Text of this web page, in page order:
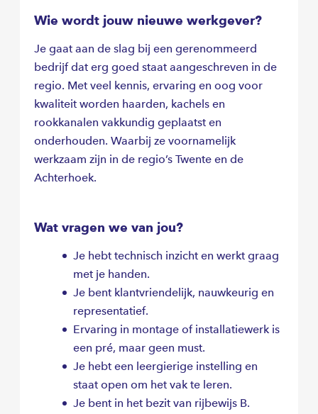
bestaan onder andere uit:
Wie wordt jouw nieuwe werkgever?
Je gaat aan de slag bij een gerenommeerd
bedrijf dat erg goed staat aangeschreven in de
regio. Met veel kennis, ervaring en oog voor
kwaliteit worden haarden, kachels en
rookkanalen vakkundig geplaatst en
onderhouden. Waarbij ze voornamelijk
werkzaam zijn in de regio’s Twente en de
Achterhoek.
Wat vragen we van jou?
Je hebt technisch inzicht en werkt graag
met je handen.
Je bent klantvriendelijk, nauwkeurig en
representatief.
Ervaring in montage of installatiewerk is
een pré, maar geen must.
Je hebt een leergierige instelling en
staat open om het vak te leren.
Je bent in het bezit van rijbewijs B.